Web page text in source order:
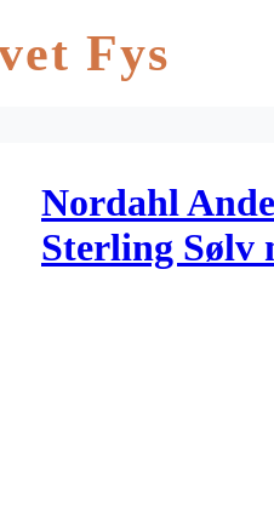
Fys
Nordahl
Sterling Sølv